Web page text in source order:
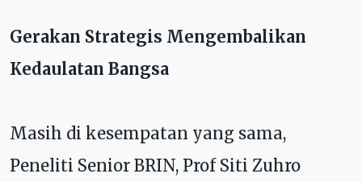
Gerakan Strategis Mengembalikan
Kedaulatan Bangsa
Masih di kesempatan yang sama,
Peneliti Senior BRIN, Prof Siti Zuhro